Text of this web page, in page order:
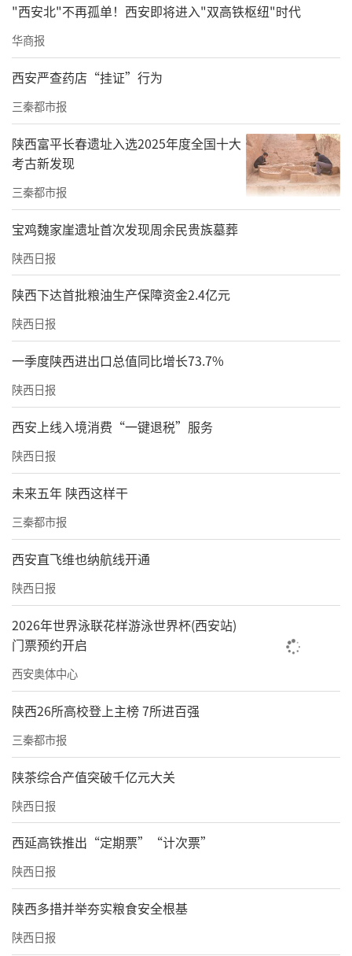
"西安北"不再孤单！西安即将进入"双高铁枢纽"时代
华商报
西安严查药店“挂证”行为
三秦都市报
陕西富平长春遗址入选2025年度全国十大
考古新发现
三秦都市报
宝鸡魏家崖遗址首次发现周余民贵族墓葬
陕西日报
陕西下达首批粮油生产保障资金2.4亿元
陕西日报
一季度陕西进出口总值同比增长73.7%
陕西日报
西安上线入境消费“一键退税”服务
陕西日报
未来五年 陕西这样干
三秦都市报
西安直飞维也纳航线开通
陕西日报
2026年世界泳联花样游泳世界杯(西安站)
门票预约开启
西安奥体中心
陕西26所高校登上主榜 7所进百强
三秦都市报
陕茶综合产值突破千亿元大关
陕西日报
西延高铁推出“定期票”“计次票”
陕西日报
陕西多措并举夯实粮食安全根基
陕西日报